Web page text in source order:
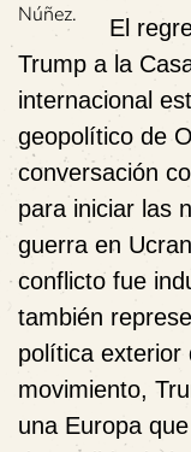
Núñez.
El
Trump a la
internacional
geopolítico de
conversación
para iniciar las
guerra en
conflicto fue
también
política exterior
movimiento,
una Europa